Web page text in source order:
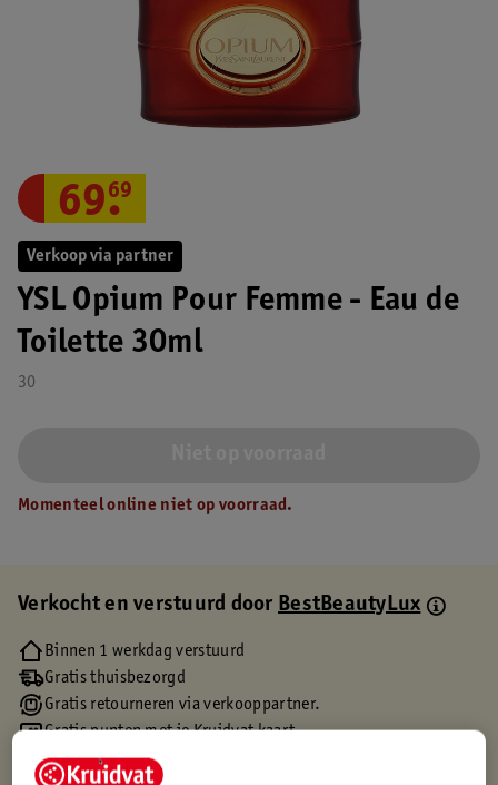
Verkoop via partner
YSL Opium Pour Femme - Eau de
Toilette 30ml
30
69.
69
Momenteel online niet op voorraad.
Verkocht en verstuurd doorBestBeautyLux
Binnen 1 werkdag verstuurd
Gratis thuisbezorgd
Gratis retourneren via verkooppartner.
Gratis punten met je Kruidvat kaart